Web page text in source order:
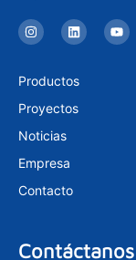
I
n
s
a
g
a
L
i
n
e
d
n
Y
o
u
Productos
Proyectos
Noticias
Empresa
Contacto
Contáctanos